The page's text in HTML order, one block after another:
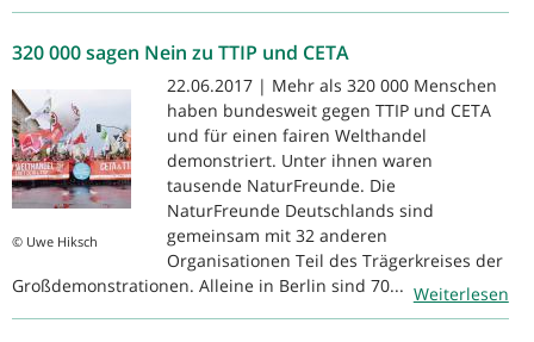
320 000 sagen Nein zu TTIP und CETA
© Uwe Hiksch
22.06.2017 | Mehr als 320 000 Menschen
haben bundesweit gegen TTIP und CETA
und für einen fairen Welthandel
demonstriert. Unter ihnen waren
tausende NaturFreunde. Die
NaturFreunde Deutschlands sind
gemeinsam mit 32 anderen
Organisationen Teil des Trägerkreises der
Großdemonstrationen. Alleine in Berlin sind 70... Weiterlesen